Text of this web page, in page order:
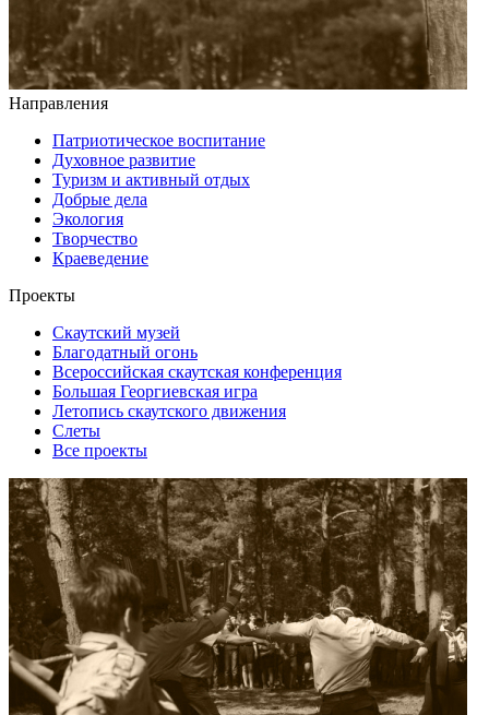
Направления
Патриотическое воспитание
Духовное развитие
Туризм и активный отдых
Добрые дела
Экология
Творчество
Краеведение
Проекты
Скаутский музей
Благодатный огонь
Всероссийская скаутская конференция
Большая Георгиевская игра
Летопись скаутского движения
Слеты
Все проекты